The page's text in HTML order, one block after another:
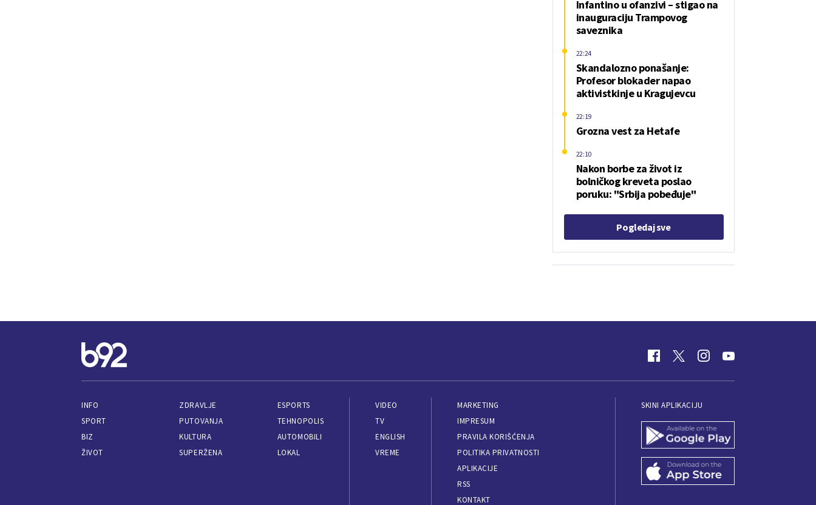
Infantino u ofanzivi – stigao na
inauguraciju Trampovog
saveznika
Skandalozno ponašanje:
Profesor blokader napao
aktivistkinje u Kragujevcu
22:24
Grozna vest za Hetafe
22:19
Nakon borbe za život iz
bolničkog kreveta poslao
poruku: "Srbija pobeđuje"
22:10
Pogledaj sve
INFO
SPORT
BIZ
ŽIVOT
ZDRAVLJE
PUTOVANJA
KULTURA
SUPERŽENA
ESPORTS
TEHNOPOLIS
AUTOMOBILI
LOKAL
VIDEO
TV
ENGLISH
VREME
MARKETING
IMPRESUM
PRAVILA KORIŠĆENJA
POLITIKA PRIVATNOSTI
APLIKACIJE
RSS
KONTAKT
SKINI APLIKACIJU